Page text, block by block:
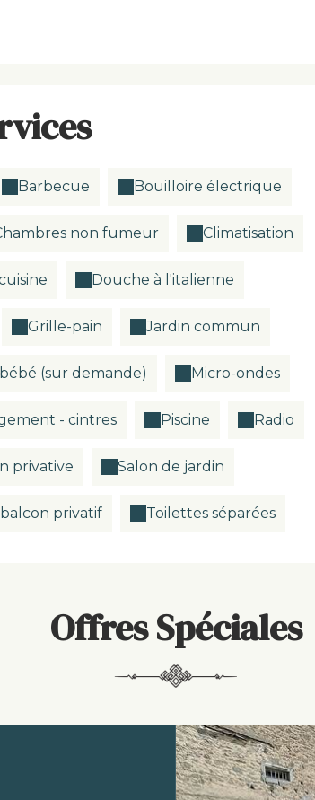
Barbecue Bouilloire électrique
non fumeur Climatisation
Douche à l'italienne
Grille-pain Jardin commun
(sur demande) Micro-ondes
- cintres Piscine Radio
privative Salon de jardin
privatif Toilettes séparées
Offres Spéciales